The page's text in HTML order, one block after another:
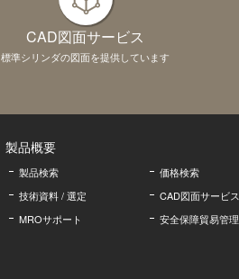
CAD図面サービス
標準シリンダの図面を提供しています
製品概要
製品検索
価格検索
技術資料 / 選定
CAD図面サービス
MROサポート
安全保障貿易管理